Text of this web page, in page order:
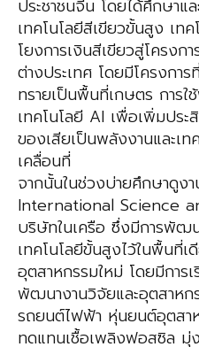
ประชาชนจีน โดยได้ศึกษาแ
เทคโนโลยีสีเขียวขั้นสูง เท
โยงการเงินสีเขียวสู่โครงก
ต่างประเทศ โดยมีโครงกา
ทรายเป็นพื้นที่เกษตร การใ
เทคโนโลยี AI เพื่อเพิ่มปร
ของเสียเป็นพลังงานและเ
เคลื่อนที่
จากนั้นในช่วงบ่ายศึกษาดู
International Science
บริษัทในเครือ ซึ่งมีการพัฒ
เทคโนโลยีขั้นสูงไว้ในพื้นที่
อุตสาหกรรมใหม่ โดยมีการ
พัฒนางานวิจัยและอุตสาหก
รถยนต์ไฟฟ้า หุ่นยนต์อุตสา
ทดแทนเชื้อเพลิงฟอสซิล มุ่